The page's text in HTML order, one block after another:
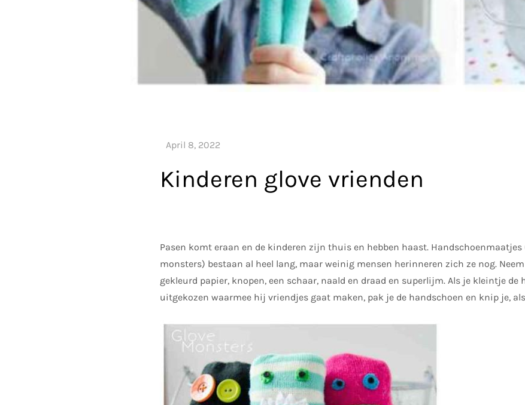
Kinderen glove vrienden
Pasen komt eraan en de kinderen zijn thuis en hebben haast.
monsters) bestaan al heel lang, maar weinig mensen herinneren zich ze nog.
gekleurd papier, knopen, een schaar, naald en draad en superlijm. Als je kleintje de
uitgekozen waarmee hij vriendjes gaat maken, pak je de handschoen en knip je,